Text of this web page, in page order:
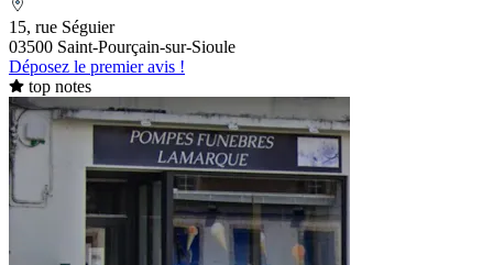
15, rue Séguier
03500 Saint-Pourçain-sur-Sioule
Déposez le premier avis !
top notes